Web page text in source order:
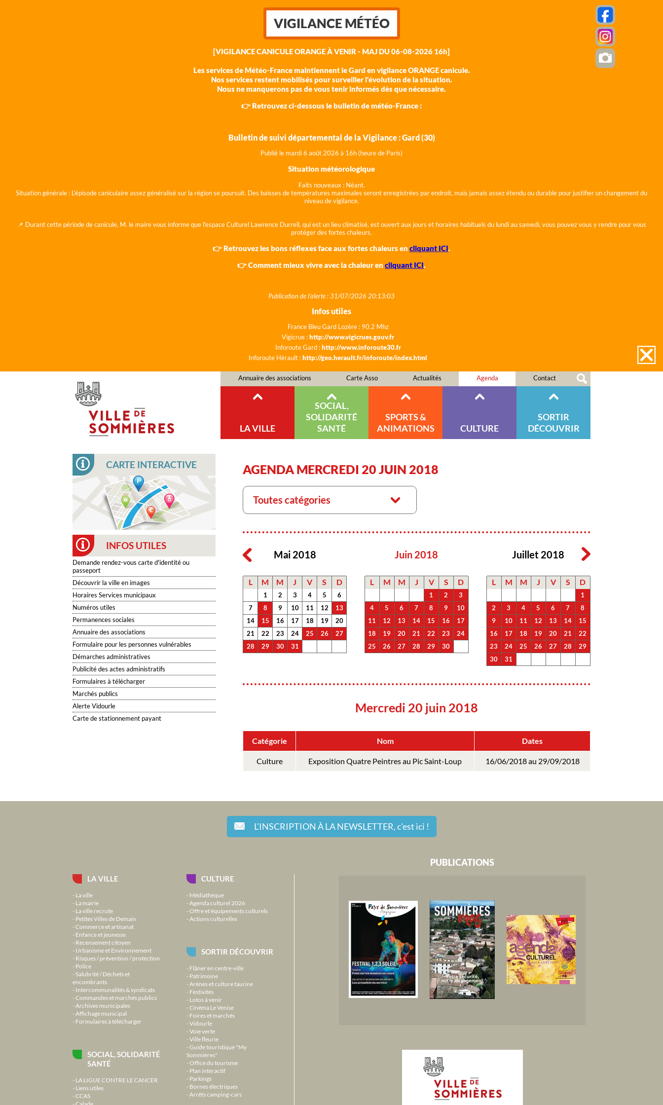
VIGILANCE MÉTÉO
[VIGILANCE CANICULE ORANGE À VENIR - MAJ DU 06-08-2026 16h]
Les services de Météo-France maintiennent le Gard en vigilance ORANGE canicule.
Nos services restent mobilisés pour surveiller l'évolution de la situation.
Nous ne manquerons pas de vous tenir informés dès que nécessaire.
👉 Retrouvez ci-dessous le bulletin de météo-France :
Bulletin de suivi départemental de la Vigilance : Gard (30)
Publié le mardi 6 août 2026 à 16h (heure de Paris)
Situation météorologique
Faits nouveaux : Néant.
Situation générale : L'épisode caniculaire assez généralisé sur la région se poursuit. Des baisses de températures maximales seront enregistrées par endroit, mais jamais assez étendu ou durable pour justifier un changement du
niveau de vigilance.
📌 Durant cette période de canicule, M. le maire vous informe que l'espace Culturel Lawrence Durrell, qui est un lieu climatisé, est ouvert aux jours et horaires habituels du lundi au samedi, vous pouvez vous y rendre pour vous
protéger des fortes chaleurs.
👉 Retrouvez les bons réflexes face aux fortes chaleurs en cliquant ICI.
👉 Comment mieux vivre avec la chaleur en cliquant ICI.
Publication de l'alerte : 31/07/2026 20:13:03
Infos utiles
France Bleu Gard Lozère : 90.2 Mhz
Vigicrue :http://www.vigicrues.gouv.fr
Inforoute Gard :http://www.inforoute30.fr
Inforoute Hérault :http://geo.herault.fr/inforoute/index.html
Annuaire des associations Carte Asso Actualités Agenda Contact
LA VILLE
SOCIAL,
SOLIDARITÉ
SANTÉ
SPORTS &
ANIMATIONS
CULTURE
SORTIR
DÉCOUVRIR
CARTE INTERACTIVE
INFOS UTILES
Demande rendez-vous carte d'identité ou
passeport
Découvrir la ville en images
Horaires Services municipaux
Numéros utiles
Permanences sociales
Annuaire des associations
Formulaire pour les personnes vulnérables
Démarches administratives
Publicité des actes administratifs
Formulaires à télécharger
Marchés publics
Alerte Vidourle
Carte de stationnement payant
AGENDA MERCREDI 20 JUIN 2018
Toutes catégories
Mai 2018
L M M J V S D
1 2 3 4 5
6
7
8 9 10 11 12
13
14
15 16 17 18 19
20
21
22 23 24 25 26
27
28
29 30 31
Juin 2018
L M M J V S D
1 2
3
4
5 6 7 8 9
10
11
12 13 14 15 16
17
18
19 20 21 22 23
24
25
26 27 28 29 30
Juillet 2018
L M M J V S D
1
2
3 4 5 6 7
8
9
10 11 12 13 14
15
16
17 18 19 20 21
22
23
24 25 26 27 28
29
30
31
Mercredi 20 juin 2018
Catégorie Nom Dates
Culture Exposition Quatre Peintres au Pic Saint-Loup 16/06/2018 au 29/09/2018
L'INSCRIPTION À LA NEWSLETTER,c'est ici !
LA VILLE
La ville
La mairie
La ville recrute
Petites Villes de Demain
Commerce et artisanat
Enfance et jeunesse
Recensement citoyen
Urbanisme et Environnement
Risques / prévention / protection
Police
Salubrité / Déchets et
encombrants
Intercommunalités & syndicats
Commandes et marchés publics
Archives municipales
Affichage municipal
Formulaires à télécharger
SOCIAL, SOLIDARITÉ
SANTÉ
LA LIGUE CONTRE LE CANCER
Liens utiles
CCAS
Calade
CULTURE
Médiathèque
Agenda culturel 2026
Offre et équipements culturels
Actions culturelles
SORTIR DÉCOUVRIR
Flâner en centre-ville
Patrimoine
Arènes et culture taurine
Festivités
Lotos à venir
Cinéma Le Venise
Foires et marchés
Vidourle
Voie verte
Ville fleurie
Guide touristique "My
Sommières"
Office du tourisme
Plan interactif
Parkings
Bornes électriques
Arrêts camping-cars
PUBLICATIONS